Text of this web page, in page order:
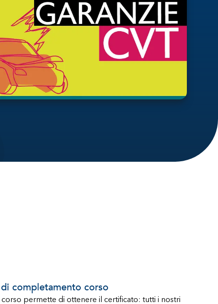
completamento corso
permette di ottenere il certificato: tutti i nostri